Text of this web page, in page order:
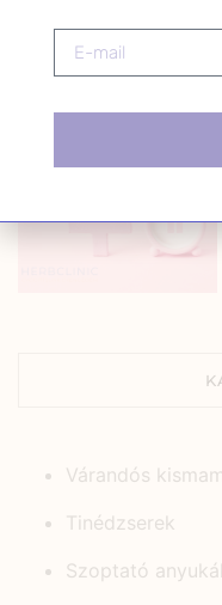
Várandós
Tinédzserek
Szoptató